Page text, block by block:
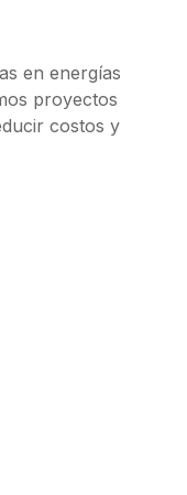
en energías
proyectos
costos y